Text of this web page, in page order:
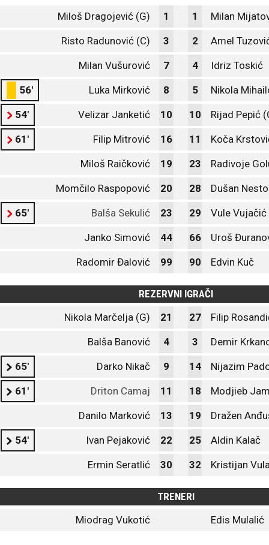
Miloš Dragojević (G) 1 1 Milan
Risto Radunović (C) 3 2 Amel
Milan Vušurović 7 4 Idriz Toskić
56' Luka Mirković 8 5 Nikola
54' Velizar Janketić 10 10 Rijad Pepić
61' Filip Mitrović 16 11 Koča
Miloš Raičković 19 23 Radivoje
Momčilo Raspopović 20 28 Dušan
65' Balša Sekulić 23 29 Vule Vujačić
Janko Simović 44 66 Uroš
Radomir Đalović 99 90 Edvin Kuč
REZERVNI IGRAČI
Nikola Marčelja (G)
21 27 Filip
Balša Banović 4 3 Demir
65' Darko Nikač 9 14 Nijazim
61' Driton Camaj 11 18 Modjieb
Danilo Marković 13 19 Dražen
54' Ivan Pejaković 22 25 Aldin Kalač
Ermin Seratlić 30 32 Kristijan
TRENERI
Miodrag Vukotić
Edis Mulalić